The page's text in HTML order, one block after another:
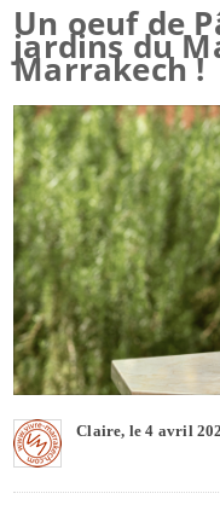
Un oeuf de
jardins du
Marrakech !
Claire, le 4 avril